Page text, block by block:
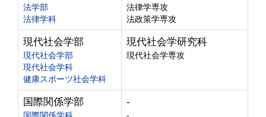
法学部
法律学科
法律学専攻
法政策学専攻
現代社会学部
現代社会学部
現代社会学科
健康スポーツ社会学科
現代社会学研究科
現代社会学専攻
国際関係学部 -